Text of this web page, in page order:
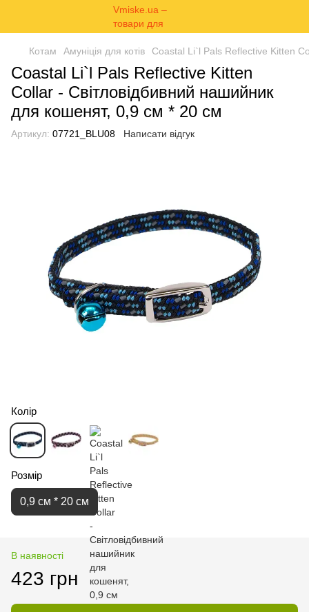
Котам Амуніція для котів Coastal Li`l Pals Reflective Kitten
Coastal Li`l Pals Reflective Kitten
Collar - Світловідбивний нашийник
для кошенят, 0,9 см * 20 см
Артикул: 07721_BLU08 Написати відгук
Колір
Розмір
0,9 см * 20 см
В наявності
423 грн